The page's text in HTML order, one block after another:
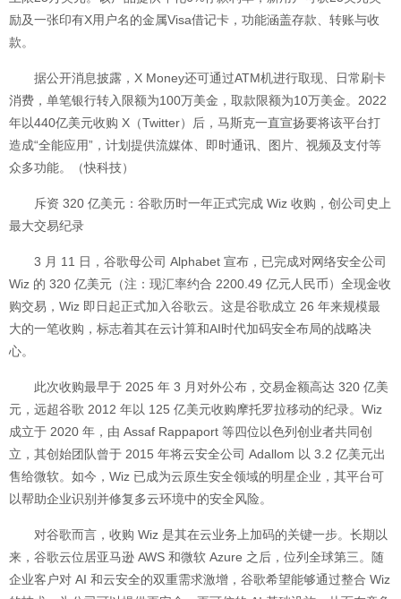
励及一张印有X用户名的金属Visa借记卡，功能涵盖存款、转账与收
款。
据公开消息披露，X Money还可通过ATM机进行取现、日常刷卡
消费，单笔银行转入限额为100万美金，取款限额为10万美金。2022
年以440亿美元收购 X（Twitter）后，马斯克一直宣扬要将该平台打
造成“全能应用”，计划提供流媒体、即时通讯、图片、视频及支付等
众多功能。（快科技）
斥资 320 亿美元：谷歌历时一年正式完成 Wiz 收购，创公司史上
最大交易纪录
3 月 11 日，谷歌母公司 Alphabet 宣布，已完成对网络安全公司
Wiz 的 320 亿美元（注：现汇率约合 2200.49 亿元人民币）全现金收
购交易，Wiz 即日起正式加入谷歌云。这是谷歌成立 26 年来规模最
大的一笔收购，标志着其在云计算和AI时代加码安全布局的战略决
心。
此次收购最早于 2025 年 3 月对外公布，交易金额高达 320 亿美
元，远超谷歌 2012 年以 125 亿美元收购摩托罗拉移动的纪录。Wiz
成立于 2020 年，由 Assaf Rappaport 等四位以色列创业者共同创
立，其创始团队曾于 2015 年将云安全公司 Adallom 以 3.2 亿美元出
售给微软。如今，Wiz 已成为云原生安全领域的明星企业，其平台可
以帮助企业识别并修复多云环境中的安全风险。
对谷歌而言，收购 Wiz 是其在云业务上加码的关键一步。长期以
来，谷歌云位居亚马逊 AWS 和微软 Azure 之后，位列全球第三。随
企业客户对 AI 和云安全的双重需求激增，谷歌希望能够通过整合 Wiz